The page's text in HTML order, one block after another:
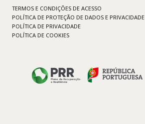
TERMOS E CONDIÇÕES DE ACESSO
POLÍTICA DE PROTEÇÃO DE DADOS E PRIVACIDADE
POLÍTICA DE PRIVACIDADE
POLÍTICA DE COOKIES